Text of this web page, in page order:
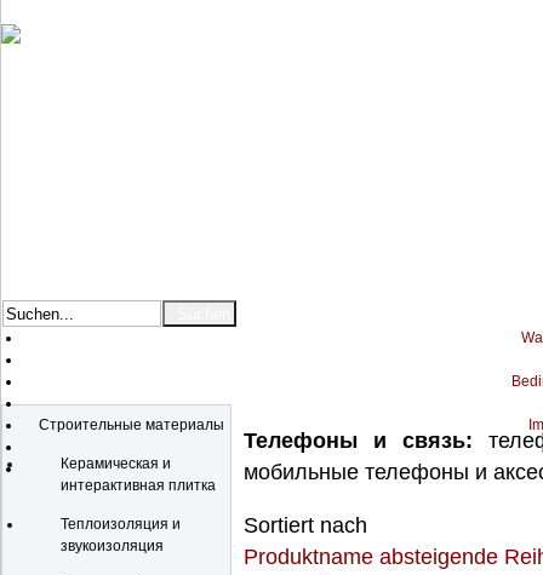
Строительные материалы
Керамическая и
интерактивная плитка
Теплоизоляция и
звукоизоляция
Телефоны и связь:
мобильные телефоны и
Sortiert nach
Produktname absteigende